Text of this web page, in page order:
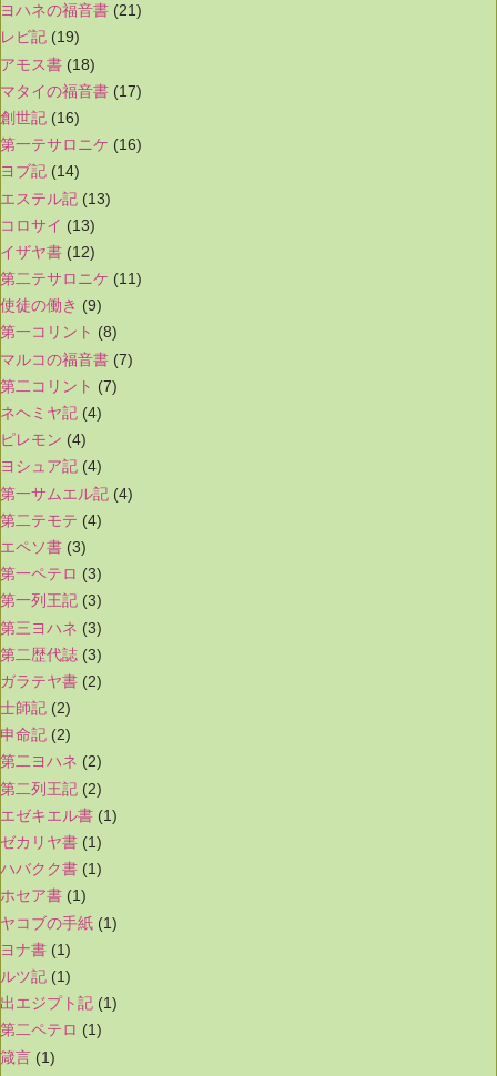
ヨハネの福音書 (21)
レビ記 (19)
アモス書 (18)
マタイの福音書 (17)
創世記 (16)
第一テサロニケ (16)
ヨブ記 (14)
エステル記 (13)
コロサイ (13)
イザヤ書 (12)
第二テサロニケ (11)
使徒の働き (9)
第一コリント (8)
マルコの福音書 (7)
第二コリント (7)
ネヘミヤ記 (4)
ピレモン (4)
ヨシュア記 (4)
第一サムエル記 (4)
第二テモテ (4)
エペソ書 (3)
第一ペテロ (3)
第一列王記 (3)
第三ヨハネ (3)
第二歴代誌 (3)
ガラテヤ書 (2)
士師記 (2)
申命記 (2)
第二ヨハネ (2)
第二列王記 (2)
エゼキエル書 (1)
ゼカリヤ書 (1)
ハバクク書 (1)
ホセア書 (1)
ヤコブの手紙 (1)
ヨナ書 (1)
ルツ記 (1)
出エジプト記 (1)
第二ペテロ (1)
箴言 (1)